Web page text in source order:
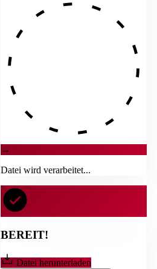
→
Datei wird verarbeitet...
BEREIT!
Datei herunterladen